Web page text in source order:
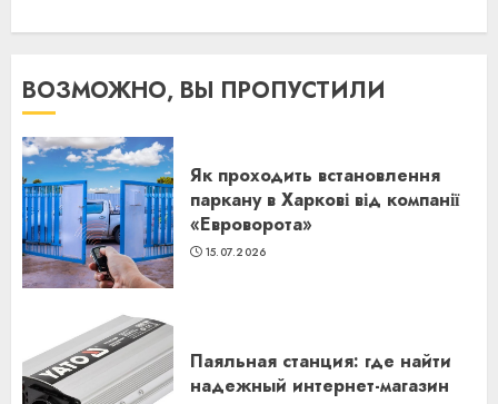
ВОЗМОЖНО, ВЫ ПРОПУСТИЛИ
Як проходить встановлення
паркану в Харкові від компанії
«Евроворота»
15.07.2026
Паяльная станция: где найти
надежный интернет-магазин